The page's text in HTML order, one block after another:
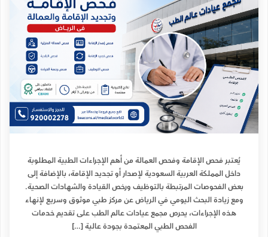
يُعتبر فحص الإقامة وفحص العمالة من أهم الإجراءات الطبية المطلوبة
داخل المملكة العربية السعودية لإصدار أو تجديد الإقامة، بالإضافة إلى
بعض الفحوصات المرتبطة بالتوظيف ورخص القيادة والشهادات الصحية.
ومع زيادة البحث اليومي في الرياض عن مركز طبي موثوق وسريع لإنهاء
هذه الإجراءات، يحرص مجمع عيادات عالم الطب على تقديم خدمات
الفحص الطبي المعتمدة بجودة عالية […]